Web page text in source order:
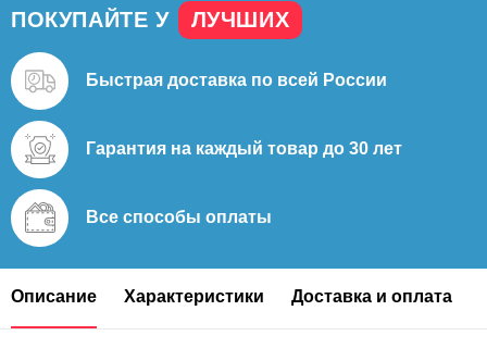
ПОКУПАЙТЕ У ЛУЧШИХ
Быстрая доставка по всей России
Гарантия на каждый товар до 30 лет
Все способы оплаты
Описание Характеристики Доставка и оплата